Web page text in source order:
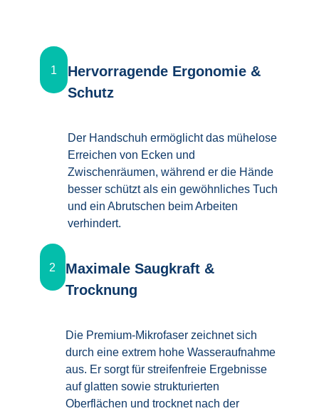
1
Hervorragende Ergonomie &
Schutz
Der Handschuh ermöglicht das mühelose
Erreichen von Ecken und
Zwischenräumen, während er die Hände
besser schützt als ein gewöhnliches Tuch
und ein Abrutschen beim Arbeiten
verhindert.
2
Maximale Saugkraft &
Trocknung
Die Premium-Mikrofaser zeichnet sich
durch eine extrem hohe Wasseraufnahme
aus. Er sorgt für streifenfreie Ergebnisse
auf glatten sowie strukturierten
Oberflächen und trocknet nach der